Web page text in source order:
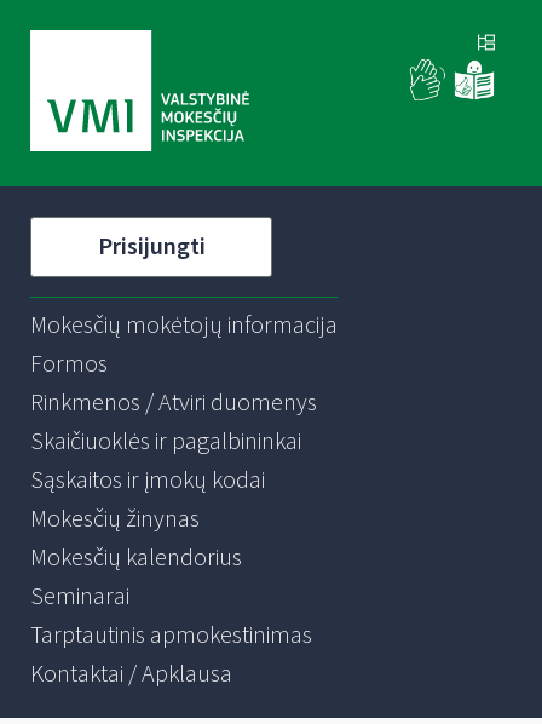
Prisijungti
Mokesčių mokėtojų informacija
Formos
Rinkmenos / Atviri duomenys
Skaičiuoklės ir pagalbininkai
Sąskaitos ir įmokų kodai
Mokesčių žinynas
Mokesčių kalendorius
Seminarai
Tarptautinis apmokestinimas
Kontaktai / Apklausa